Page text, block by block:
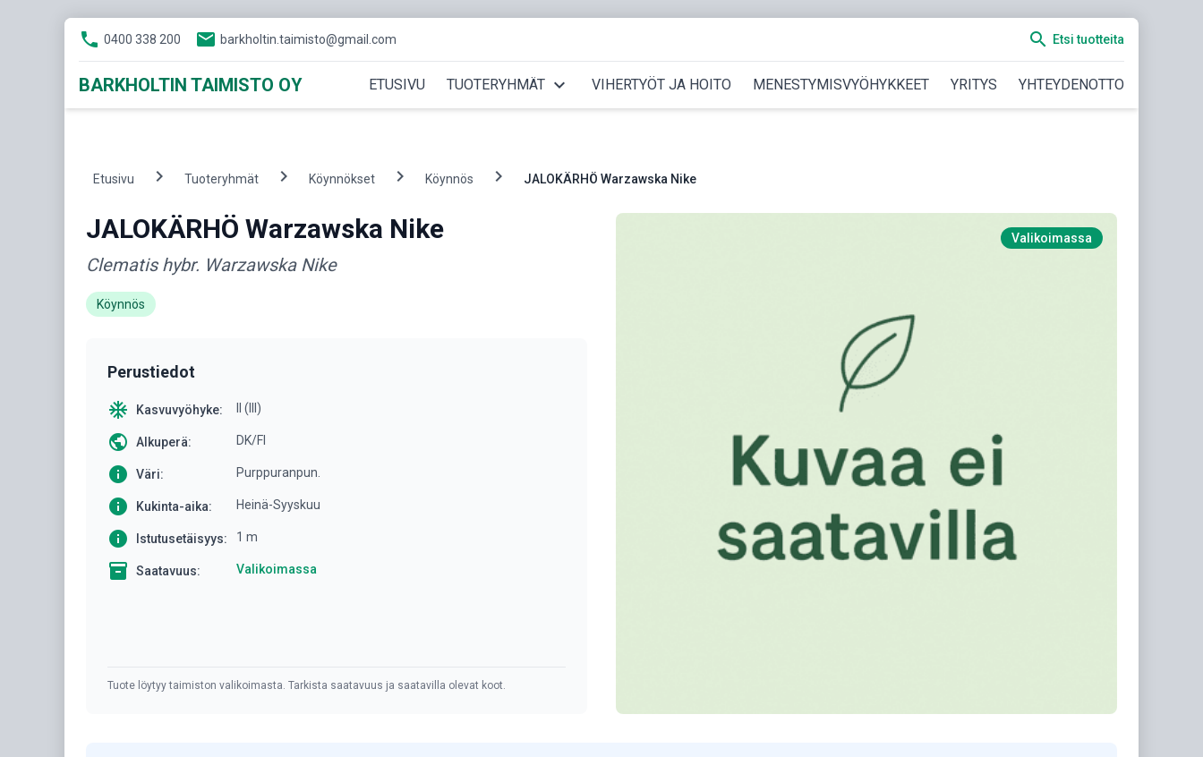
phone 0400 338 200 email barkholtin.taimisto@gmail.com search Etsi tuotteita
BARKHOLTIN TAIMISTO OY ETUSIVU TUOTERYHMÄT expand_more VIHERTYÖT JA HOITO MENESTYMISVYÖHYKKEET YRITYS YHTEYDENOTTO
Etusivu chevron_right Tuoteryhmät chevron_right Köynnökset chevron_right Köynnös chevron_right JALOKÄRHÖ Warzawska Nike
JALOKÄRHÖ Warzawska Nike
Clematis hybr. Warzawska Nike
Köynnös
Perustiedot
ac_unit Kasvuvyöhyke: II (III)
public Alkuperä: DK/FI
info Väri: Purppuranpun.
info Kukinta-aika: Heinä-Syyskuu
info Istutusetäisyys: 1 m
inventory Saatavuus: Valikoimassa
Tuote löytyy taimiston valikoimasta. Tarkista saatavuus ja saatavilla olevat koot.
Valikoimassa